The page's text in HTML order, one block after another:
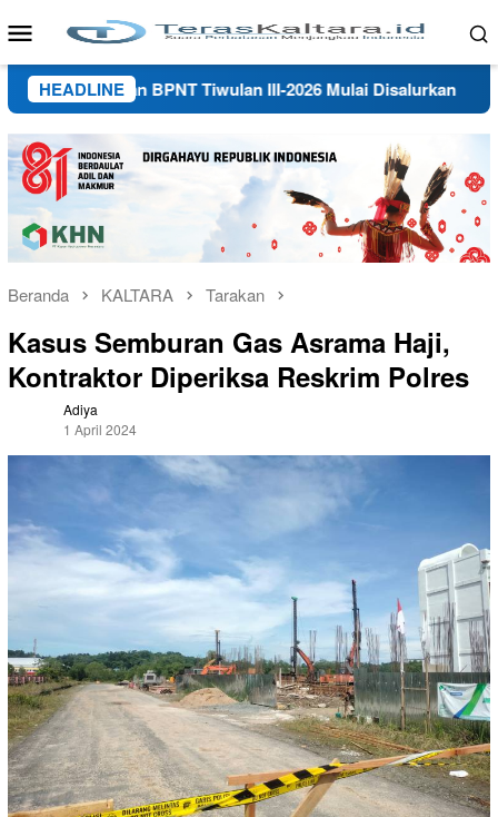
ke
Menu
Mobile
HEADLINE
PKH dan BPNT Tiwulan III-2026 Mulai Disalurkan
Beranda KALTARA Tarakan
Kasus Semburan Gas Asrama Haji,
Kontraktor Diperiksa Reskrim Polres
Adiya
1 April 2024